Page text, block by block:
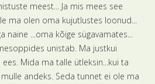
meest... Ja mis mees see
ma olen oma kujutlustes loonud...
naine ...oma kõige sügavamates...
unistab. Ma justkui
Mida ma talle ütleksin...kui ta
andeks. Seda tunnet ei ole ma